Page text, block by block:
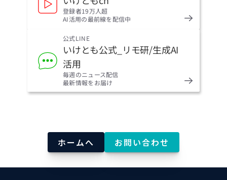
登録者19万人超
AI活用の最前線を配信中
公式LINE
いけとも公式_リモ研/生成AI
活用
毎週のニュース配信
最新情報をお届け
ホームへ お問い合わせ